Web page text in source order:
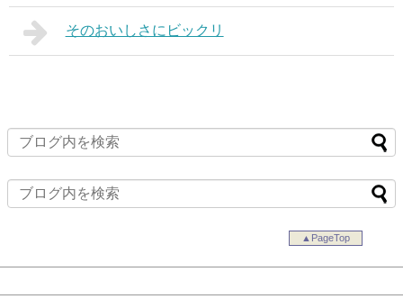
そのおいしさにビックリ
▲PageTop